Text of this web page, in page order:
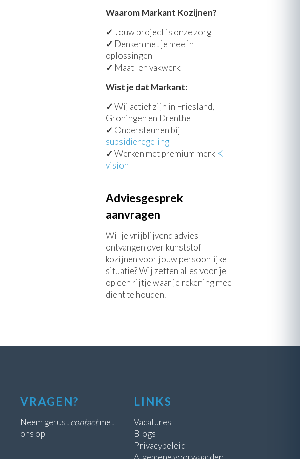
Waarom Markant Kozijnen?
✓ Jouw project is onze zorg
✓ Denken met je mee in
oplossingen
✓ Maat- en vakwerk
Wist je dat Markant:
✓ Wij actief zijn in Friesland,
Groningen en Drenthe
✓ Ondersteunen bij
subsidieregeling
✓ Werken met premium merk K-
vision
Adviesgesprek
aanvragen
Wil je vrijblijvend advies
ontvangen over kunststof
kozijnen voor jouw persoonlijke
situatie? Wij zetten alles voor je
op een rijtje waar je rekening mee
dient te houden.
VRAGEN?
Neem gerustcontactmet
ons op
LINKS
Vacatures
Blogs
Privacybeleid